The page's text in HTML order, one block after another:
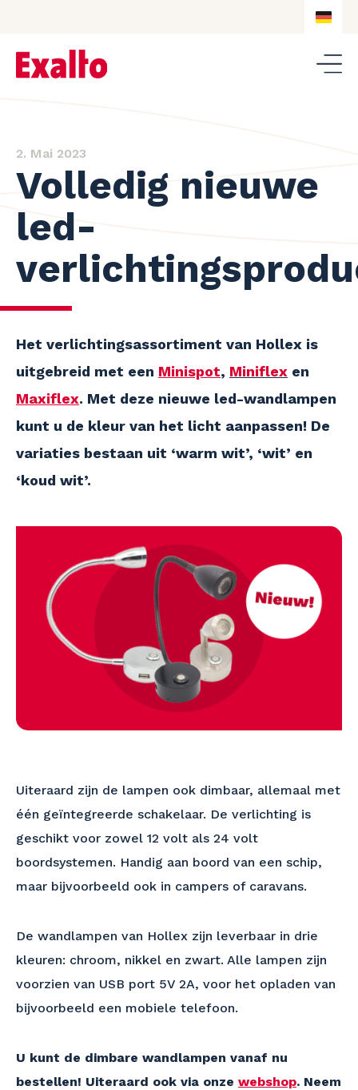
DE
2. Mai 2023
Volledig nieuwe
led-
Het verlichtingsassortiment van Hollex is
uitgebreid met een Minispot, Miniflex en
Maxiflex. Met deze nieuwe led-wandlampen
kunt u de kleur van het licht aanpassen! De
variaties bestaan uit ‘warm wit’, ‘wit’ en
‘koud wit’.
Uiteraard zijn de lampen ook dimbaar, allemaal met
één geïntegreerde schakelaar. De verlichting is
geschikt voor zowel 12 volt als 24 volt
boordsystemen. Handig aan boord van een schip,
maar bijvoorbeeld ook in campers of caravans.
De wandlampen van Hollex zijn leverbaar in drie
kleuren: chroom, nikkel en zwart. Alle lampen zijn
voorzien van USB port 5V 2A, voor het opladen van
bijvoorbeeld een mobiele telefoon.
U kunt de dimbare wandlampen vanaf nu
bestellen! Uiteraard ook via onze webshop. Neem